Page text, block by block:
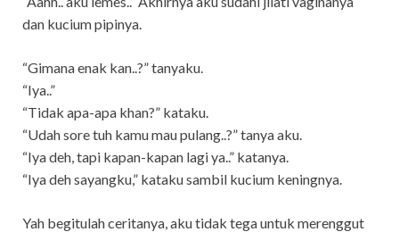
dan kucium pipinya.
“Gimana enak kan..?” tanyaku.
“Iya..”
“Tidak apa-apa khan?” kataku.
“Udah sore tuh kamu mau pulang..?” tanya aku.
“Iya deh, tapi kapan-kapan lagi ya..” katanya.
“Iya deh sayangku,” kataku sambil kucium keningnya.
Yah begitulah ceritanya, aku tidak tega untuk merenggut